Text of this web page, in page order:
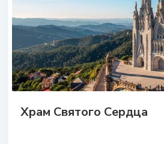
Храм Святого Сердца